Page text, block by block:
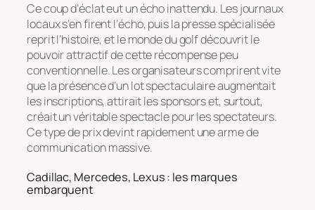
Ce coup d’éclat eut un écho inattendu. Les journaux
locaux s’en firent l’écho, puis la presse spécialisée
reprit l’histoire, et le monde du golf découvrit le
pouvoir attractif de cette récompense peu
conventionnelle. Les organisateurs comprirent vite
que la présence d’un lot spectaculaire augmentait
les inscriptions, attirait les sponsors et, surtout,
créait un véritable spectacle pour les spectateurs.
Ce type de prix devint rapidement une arme de
communication massive.
Cadillac, Mercedes, Lexus : les marques
embarquent